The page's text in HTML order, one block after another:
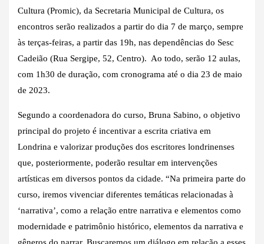
Cultura (Promic), da Secretaria Municipal de Cultura, os
encontros serão realizados a partir do dia 7 de março, sempre
às terças-feiras, a partir das 19h, nas dependências do Sesc
Cadeião (Rua Sergipe, 52, Centro). Ao todo, serão 12 aulas,
com 1h30 de duração, com cronograma até o dia 23 de maio
de 2023.
Segundo a coordenadora do curso, Bruna Sabino, o objetivo
principal do projeto é incentivar a escrita criativa em
Londrina e valorizar produções dos escritores londrinenses
que, posteriormente, poderão resultar em intervenções
artísticas em diversos pontos da cidade. “Na primeira parte do
curso, iremos vivenciar diferentes temáticas relacionadas à
‘narrativa’, como a relação entre narrativa e elementos como
modernidade e patrimônio histórico, elementos da narrativa e
gêneros do narrar. Buscaremos um diálogo em relação a esses